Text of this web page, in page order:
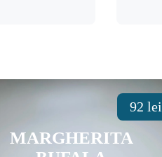
MARGHERITA
92 lei